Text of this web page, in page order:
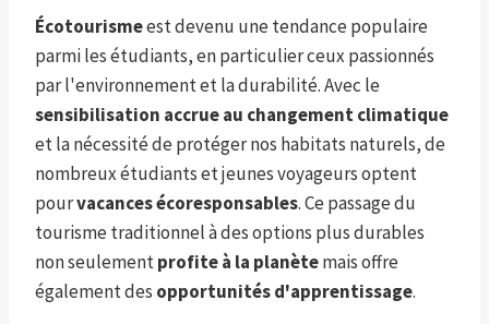
Écotourismeest devenu une tendance populaire
parmi les étudiants, en particulier ceux passionnés
par l'environnement et la durabilité. Avec le
sensibilisation accrue au changement climatique
et la nécessité de protéger nos habitats naturels, de
nombreux étudiants et jeunes voyageurs optent
pourvacances écoresponsables. Ce passage du
tourisme traditionnel à des options plus durables
non seulementprofite à la planètemais offre
également des opportunités d'apprentissage.